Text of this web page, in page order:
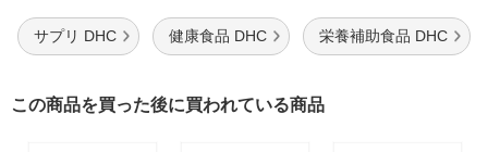
サプリ DHC 健康食品 DHC 栄養補助食品 DHC
この商品を買った後に買われている商品